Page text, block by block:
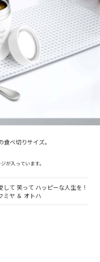
べ切りサイズ。
が入っています。
して 笑って ハッピーな人生を！
ミヤ ＆ オトハ